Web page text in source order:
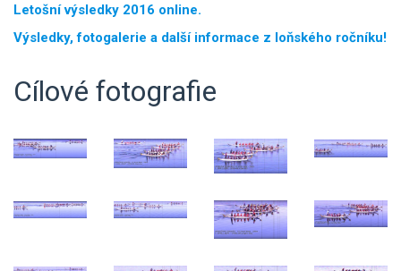
Letošní výsledky 2016 online.
Výsledky, fotogalerie a další informace z loňského ročníku!
Cílové fotografie